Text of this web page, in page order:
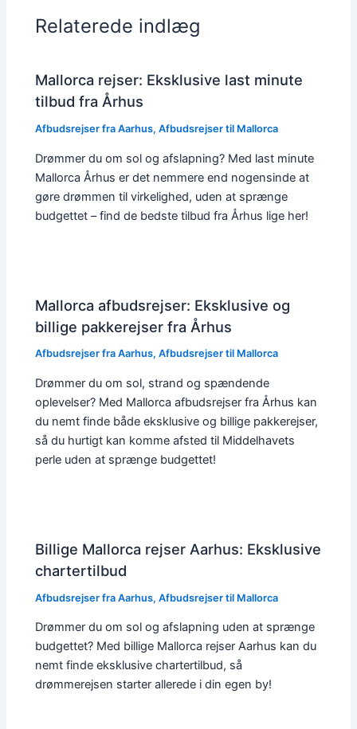
Relaterede indlæg
Mallorca rejser: Eksklusive last minute
tilbud fra Århus
Afbudsrejser fra Aarhus,Afbudsrejser til Mallorca
Drømmer du om sol og afslapning? Med last minute
Mallorca Århus er det nemmere end nogensinde at
gøre drømmen til virkelighed, uden at sprænge
budgettet – find de bedste tilbud fra Århus lige her!
Mallorca afbudsrejser: Eksklusive og
billige pakkerejser fra Århus
Afbudsrejser fra Aarhus,Afbudsrejser til Mallorca
Drømmer du om sol, strand og spændende
oplevelser? Med Mallorca afbudsrejser fra Århus kan
du nemt finde både eksklusive og billige pakkerejser,
så du hurtigt kan komme afsted til Middelhavets
perle uden at sprænge budgettet!
Billige Mallorca rejser Aarhus: Eksklusive
chartertilbud
Afbudsrejser fra Aarhus,Afbudsrejser til Mallorca
Drømmer du om sol og afslapning uden at sprænge
budgettet? Med billige Mallorca rejser Aarhus kan du
nemt finde eksklusive chartertilbud, så
drømmerejsen starter allerede i din egen by!